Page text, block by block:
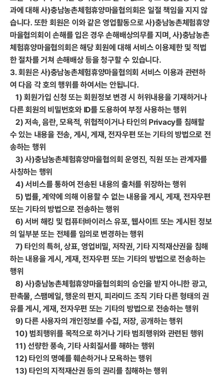
과에 대해 사)충남농촌체험휴양마을협의회은 일절 책임을 지지 않
습니다. 또한 회원은 이와 같은 영업활동으로 사)충남농촌체험휴양
마을협의회이 손해를 입은 경우 손해배상의무를 지며, 사)충남농촌
체험휴양마을협의회은 해당 회원에 대해 서비스 이용제한 및 적법
한 절차를 거쳐 손해배상 등을 청구할 수 있습니다.
3. 회원은 사)충남농촌체험휴양마을협의회 서비스 이용과 관련하
여 다음 각 호의 행위를 하여서는 안됩니다.
1) 회원가입 신청 또는 회원정보 변경 시 허위내용을 기재하거나
다른 회원의 비밀번호와 ID를 도용하여 부정 사용하는 행위
2) 저속, 음란, 모욕적, 위협적이거나 타인의 Privacy를 침해할
수 있는 내용을 전송, 게시, 게재, 전자우편 또는 기타의 방법으로 전
송하는 행위
3) 사)충남농촌체험휴양마을협의회 운영진, 직원 또는 관계자를
사칭하는 행위
4) 서비스를 통하여 전송된 내용의 출처를 위장하는 행위
5) 법률, 계약에 의해 이용할 수 없는 내용을 게시, 게재, 전자우편
또는 기타의 방법으로 전송하는 행위
6) 서버 해킹 및 컴퓨터바이러스 유포, 웹사이트 또는 게시된 정보
의 일부분 또는 전체를 임의로 변경하는 행위
7) 타인의 특허, 상표, 영업비밀, 저작권, 기타 지적재산권을 침해
하는 내용을 게시, 게재, 전자우편 또는 기타의 방법으로 전송하는
행위
8) 사)충남농촌체험휴양마을협의회의 승인을 받지 아니한 광고,
판촉물, 스팸메일, 행운의 편지, 피라미드 조직 기타 다른 형태의 권
유를 게시, 게재, 전자우편 또는 기타의 방법으로 전송하는 행위
9) 다른 사용자의 개인정보를 수집, 저장, 공개하는 행위
10) 범죄행위를 목적으로 하거나 기타 범죄행위와 관련된 행위
11) 선량한 풍속, 기타 사회질서를 해하는 행위
12) 타인의 명예를 훼손하거나 모욕하는 행위
13) 타인의 지적재산권 등의 권리를 침해하는 행위